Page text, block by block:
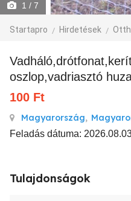
1 / 7
Startapro Hirdetések
vadháló,drótfonat,kerítés építés,akác
oszlop,vadriasztó
100 Ft
Magyarország,
Feladás dátuma:
Tulajdonságok